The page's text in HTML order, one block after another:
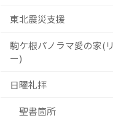
東北震災支援
駒ケ根パノラマ愛の家(
ー)
日曜礼拝
聖書箇所